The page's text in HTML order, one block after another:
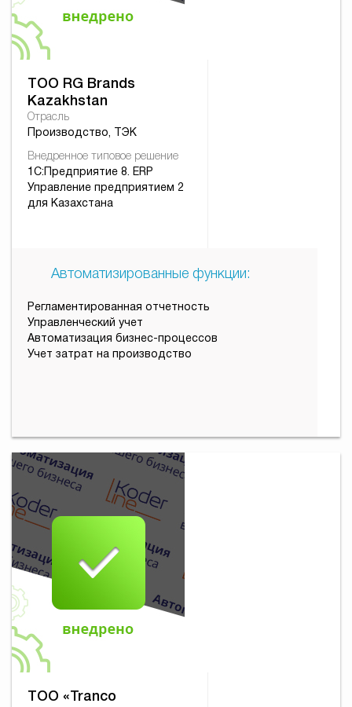
ТОО RG Brands
Kazakhstan
Отрасль
Производство, ТЭК
Внедренное типовое решение
1С:Предприятие 8. ERP
Управление предприятием 2
для Казахстана
Автоматизированные функции:
Регламентированная отчетность
Управленческий учет
Автоматизация бизнес-процессов
Учет затрат на производство
ТОО «Tranco